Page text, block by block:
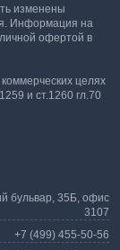
изменены
Информация на
офертой в
целях
и ст.1260 гл.70
бульвар, 35Б, офис
3107
+7 (499) 455-50-56